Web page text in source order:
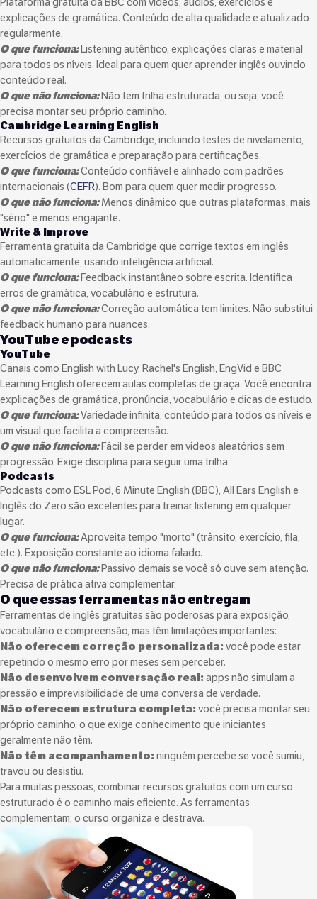
explicações de gramática. Conteúdo de alta qualidade e atualizado
regularmente.
O que funciona:Listening autêntico, explicações claras e material
para todos os níveis. Ideal para quem quer aprender inglês ouvindo
conteúdo real.
O que não funciona:Não tem trilha estruturada, ou seja, você
precisa montar seu próprio caminho.
Cambridge Learning English
Recursos gratuitos da Cambridge, incluindo testes de nivelamento,
exercícios de gramática e preparação para certificações.
O que funciona:Conteúdo confiável e alinhado com padrões
internacionais (CEFR). Bom para quem quer medir progresso.
O que não funciona:Menos dinâmico que outras plataformas, mais
"sério" e menos engajante.
Write & Improve
Ferramenta gratuita da Cambridge que corrige textos em inglês
automaticamente, usando inteligência artificial.
O que funciona: Feedback instantâneo sobre escrita. Identifica
erros de gramática, vocabulário e estrutura.
O que não funciona:Correção automática tem limites. Não substitui
feedback humano para nuances.
YouTube e podcasts
YouTube
Canais como English with Lucy, Rachel's English, EngVid e BBC
Learning English oferecem aulas completas de graça. Você encontra
explicações de gramática, pronúncia, vocabulário e dicas de estudo.
O que funciona:Variedade infinita, conteúdo para todos os níveis e
um visual que facilita a compreensão.
O que não funciona:Fácil se perder em vídeos aleatórios sem
progressão. Exige disciplina para seguir uma trilha.
Podcasts
Podcasts como ESL Pod, 6 Minute English (BBC), All Ears English e
Inglês do Zero são excelentes para treinar listening em qualquer
lugar.
O que funciona:Aproveita tempo "morto" (trânsito, exercício, fila,
etc.). Exposição constante ao idioma falado.
O que não funciona:Passivo demais se você só ouve sem atenção.
Precisa de prática ativa complementar.
O que essas ferramentas não entregam
Ferramentas de inglês gratuitas são poderosas para exposição,
vocabulário e compreensão, mas têm limitações importantes:
Não oferecem correção personalizada:você pode estar
repetindo o mesmo erro por meses sem perceber.
Não desenvolvem conversação real:apps não simulam a
pressão e imprevisibilidade de uma conversa de verdade.
Não oferecem estrutura completa:você precisa montar seu
próprio caminho, o que exige conhecimento que iniciantes
geralmente não têm.
Não têm acompanhamento:ninguém percebe se você sumiu,
travou ou desistiu.
Para muitas pessoas, combinar recursos gratuitos com um curso
estruturado é o caminho mais eficiente. As ferramentas
complementam; o curso organiza e destrava.